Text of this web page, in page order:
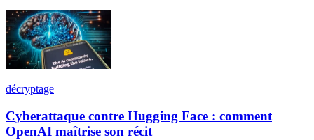
décryptage
Cyberattaque contre Hugging Face : comment
OpenAI maîtrise son récit